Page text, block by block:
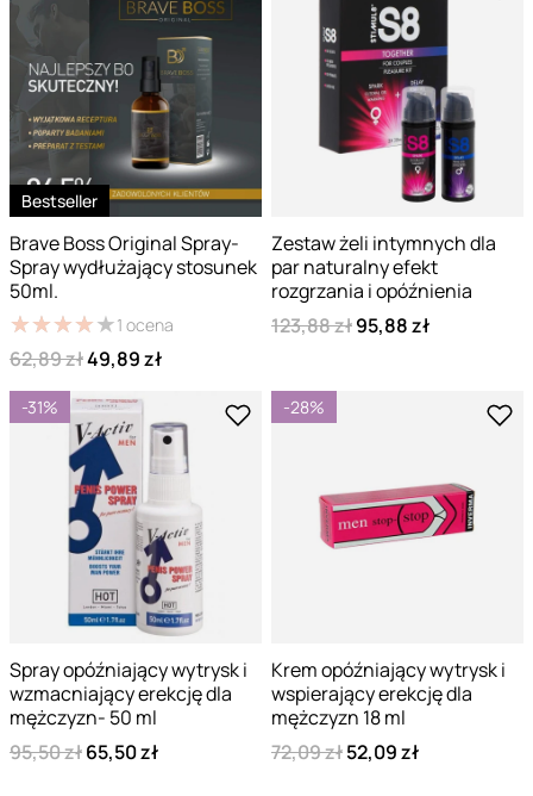
Bestseller
Brave Boss Original Spray-
Spray wydłużający stosunek
50ml.
★★★★★
★★★★★1 ocena
62,89 zł49,89 zł
Zestaw żeli intymnych dla
par naturalny efekt
rozgrzania i opóźnienia
123,88 zł95,88 zł
-31%
Spray opóźniający wytrysk i
wzmacniający erekcję dla
mężczyzn- 50 ml
95,50 zł65,50 zł
-28%
Krem opóźniający wytrysk i
wspierający erekcję dla
mężczyzn 18 ml
72,09 zł52,09 zł